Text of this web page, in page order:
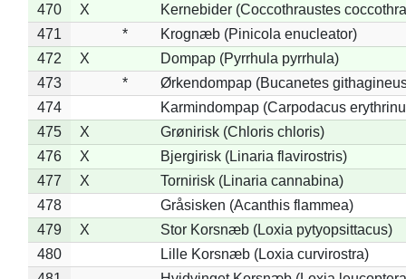
470
X
Kernebider (Coccothraustes
471
*
Krognæb (Pinicola enucleator)
472
X
Dompap (Pyrrhula pyrrhula)
473
*
Ørkendompap (Bucanetes
474
Karmindompap (Carpodacus
475
X
Grønirisk (Chloris chloris)
476
X
Bjergirisk (Linaria flavirostris)
477
X
Tornirisk (Linaria cannabina)
478
Gråsisken (Acanthis flammea)
479
X
Stor Korsnæb (Loxia pytyopsittacus)
480
Lille Korsnæb (Loxia curvirostra)